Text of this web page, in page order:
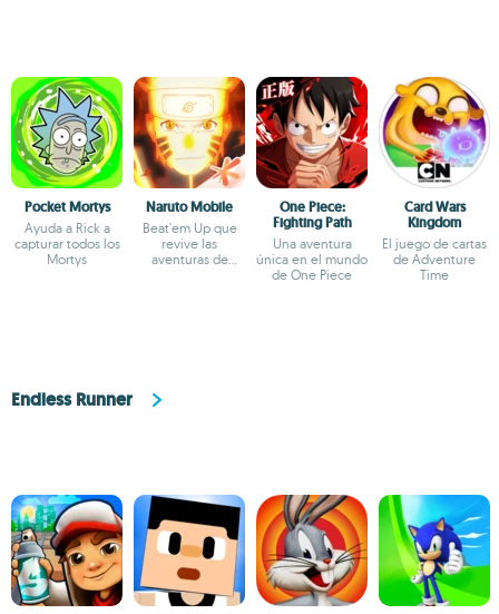
Pocket Mortys
Ayuda a Rick a
capturar todos los
Mortys
Naruto Mobile
Beat'em Up que
revive las
aventuras de
One Piece:
Fighting Path
Una aventura
única en el mundo
de One Piece
Card Wars
Kingdom
El juego de cartas
de Adventure
Time
Endless Runner